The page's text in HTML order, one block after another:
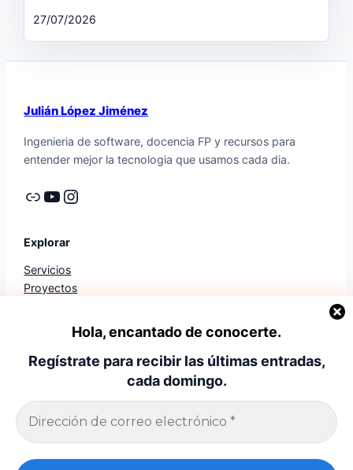
Hola, encantado de conocerte.
Regístrate para recibir las últimas entradas,
cada domingo.
27/07/2026
Julián López Jiménez
Ingenieria de software, docencia FP y recursos para
entender mejor la tecnologia que usamos cada dia.
Enlace YouTube Instagram
Explorar
Servicios
Proyectos
Diagnostico
Mis Apps
Politica de privacidad